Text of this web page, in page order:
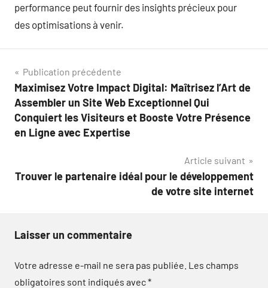
performance peut fournir des insights précieux pour
des optimisations à venir.
Navigation
de
l’article
Publication précédente
Maximisez Votre Impact Digital: Maîtrisez l’Art de
Assembler un Site Web Exceptionnel Qui
Conquiert les Visiteurs et Booste Votre Présence
en Ligne avec Expertise
Article suivant
Trouver le partenaire idéal pour le développement
de votre site internet
Laisser un commentaire
Votre adresse e-mail ne sera pas publiée. Les champs
obligatoires sont indiqués avec*